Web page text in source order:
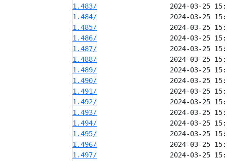
1.483/
1.484/
1.485/
1.486/
1.487/
1.488/
1.489/
1.490/
1.491/
1.492/
1.493/
1.494/
1.495/
1.496/
1.497/